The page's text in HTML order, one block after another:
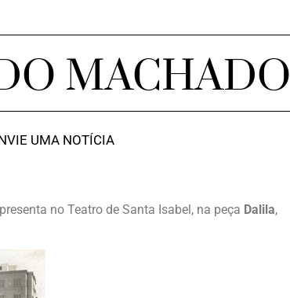
MACHADO
UMA NOTÍCIA
no Teatro de Santa Isabel, na peça Dalila,